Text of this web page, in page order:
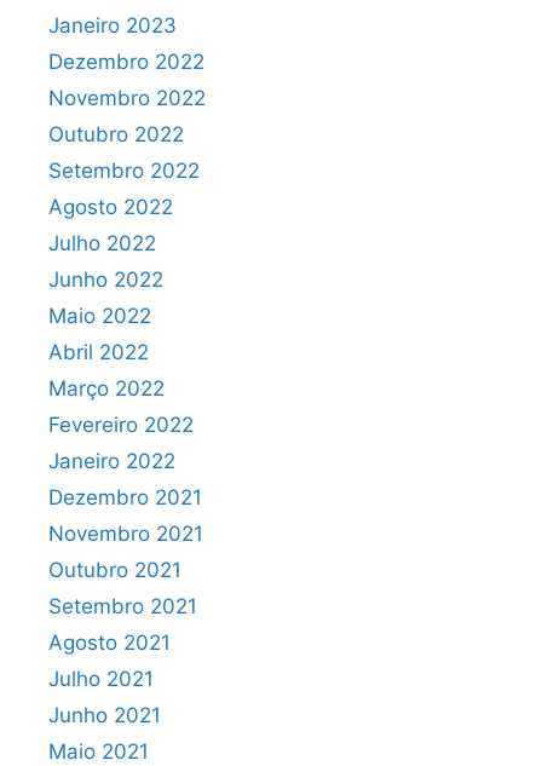
Janeiro 2023
Dezembro 2022
Novembro 2022
Outubro 2022
Setembro 2022
Agosto 2022
Julho 2022
Junho 2022
Maio 2022
Abril 2022
Março 2022
Fevereiro 2022
Janeiro 2022
Dezembro 2021
Novembro 2021
Outubro 2021
Setembro 2021
Agosto 2021
Julho 2021
Junho 2021
Maio 2021